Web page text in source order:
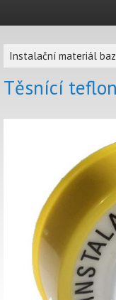
Instalační materiál
Těsnící